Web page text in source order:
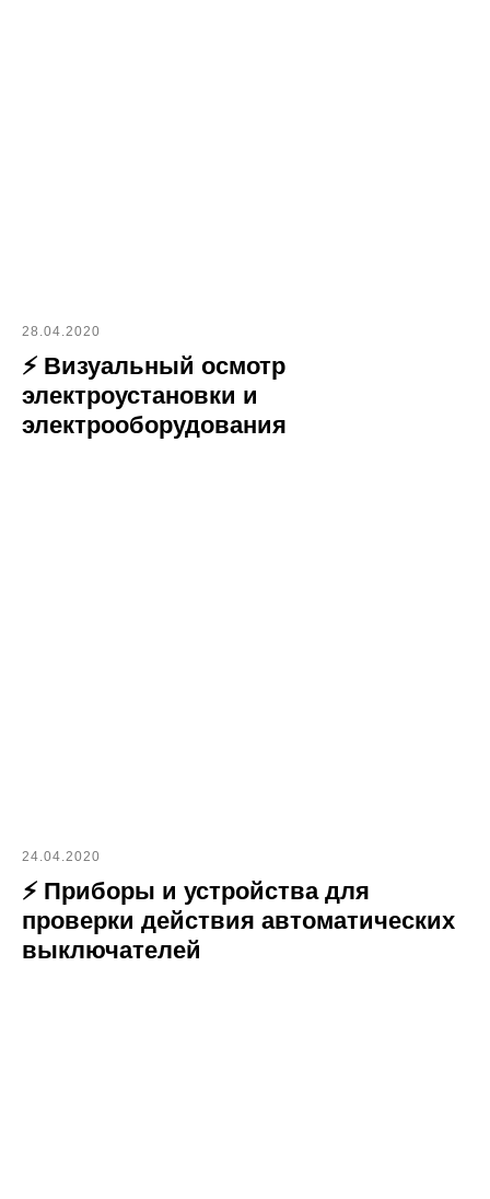
28.04.2020
⚡ Визуальный осмотр
электроустановки и
электрооборудования
24.04.2020
⚡ Приборы и устройства для
проверки действия автоматических
выключателей